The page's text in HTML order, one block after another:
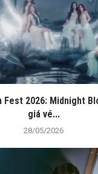
Fest 2026: Midnight
giá vé...
28/05/2026